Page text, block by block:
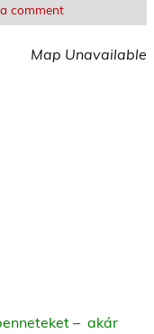
comment
Map Unavailable
– akár